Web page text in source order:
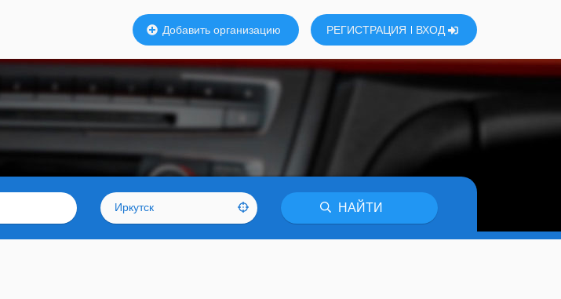
Добавить организацию РЕГИСТРАЦИЯ ВХОД
Иркутск НАЙТИ